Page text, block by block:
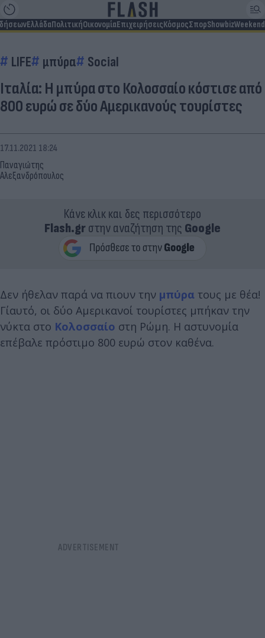
ΕλλάδαΠολιτικήΟικονομίαΕπιχειρήσειςΚόσμοςΣπορShowbizWeekend
LIFE μπύρα Social
Ιταλία: Η μπύρα στο Κολοσσαίο κόστισε από
800 ευρώ σε δύο Αμερικανούς τουρίστες
Παναγιώτης
Αλεξανδρόπουλος
17.11.2021 18:24
Κάνε κλικ και δες περισσότερο
Flash.grστην αναζήτηση της Google
Δεν ήθελαν παρά να πιουν την μπύρα τους με θέα!
Γι΄αυτό, οι δύο Αμερικανοί τουρίστες μπήκαν την
νύκτα στο Κολοσσαίο στη Ρώμη. Η αστυνομία
επέβαλε πρόστιμο 800 ευρώ στον καθένα.